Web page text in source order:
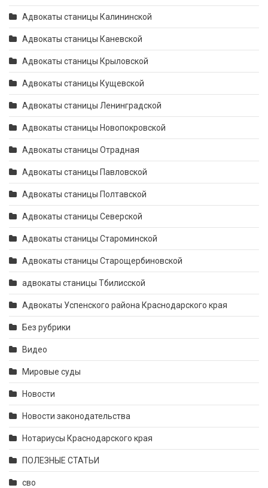
Адвокаты станицы Калининской
Адвокаты станицы Каневской
Адвокаты станицы Крыловской
Адвокаты станицы Кущевской
Адвокаты станицы Ленинградской
Адвокаты станицы Новопокровской
Адвокаты станицы Отрадная
Адвокаты станицы Павловской
Адвокаты станицы Полтавской
Адвокаты станицы Северской
Адвокаты станицы Староминской
Адвокаты станицы Старощербиновской
адвокаты станицы Тбилисской
Адвокаты Успенского района Краснодарского края
Без рубрики
Видео
Мировые суды
Новости
Новости законодательства
Нотариусы Краснодарского края
ПОЛЕЗНЫЕ СТАТЬИ
сво